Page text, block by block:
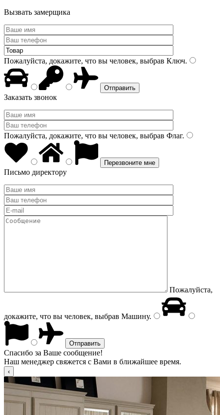
Вызвать замерщика
Пожалуйста, докажите, что вы человек, выбрав Ключ.
Заказать звонок
Пожалуйста, докажите, что вы человек, выбрав Флаг.
Письмо директору
Пожалуйста,
докажите, что вы человек, выбрав Машину.
Спасибо за Ваше сообщение!
Наш менеджер свяжется с Вами в ближайшее время.